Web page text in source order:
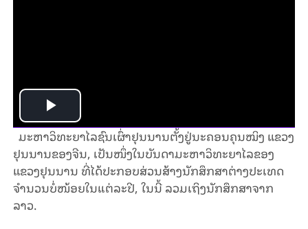
Play
Video
ມະຫາວິທະຍາໄລຊົນເຜົ່າຢຸນນານຕັ້ງຢູ່ນະຄອນຄຸນໝິງ ແຂວງ
ຢຸນນານຂອງຈີນ, ເປັນໜຶ່ງໃນບັນດາມະຫາວິທະຍາໄລຂອງ
ແຂວງຢຸນນານ ທີ່ໄດ້ປະກອບສ່ວນສ້າງນັກສຶກສາຕ່າງປະເທດ
ຈໍານວນບໍ່ໜ້ອຍໃນແຕ່ລະປີ, ໃນນີ້ ລວມເຖິງນັກສຶກສາຈາກ
ລາວ.